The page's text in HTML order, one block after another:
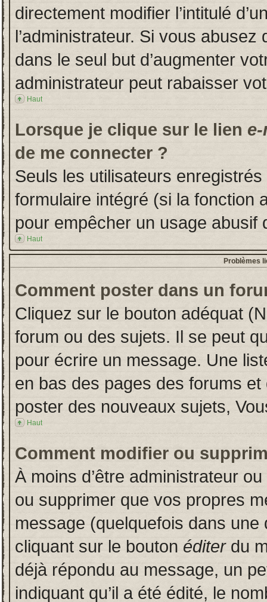
directement modifier l’intitulé
l’administrateur. Si vous
dans le seul but d’augmenter
administrateur peut rabaisser
Haut
Lorsque je clique sur le lien
de me connecter ?
Seuls les utilisateurs
formulaire intégré (si la fonction
pour empêcher un usage abusif
Haut
Problèmes
Comment poster dans un
Cliquez sur le bouton adéquat
forum ou des sujets. Il se peut
pour écrire un message. Une
en bas des pages des forums
poster des nouveaux sujets,
Haut
Comment modifier ou
À moins d’être administrateur
ou supprimer que vos propres
message (quelquefois dans
cliquant sur le bouton éditerdu
déjà répondu au message, un
indiquant qu’il a été édité, le